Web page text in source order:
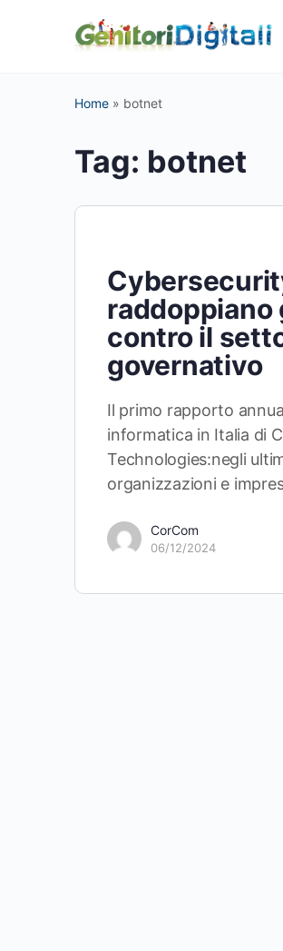
Home » botnet
Tag: botnet
raddoppiano
contro il
governativo
Il primo rapporto
informatica in Italia di
Technologies:negli
organizzazioni e
CorCom
06/12/2024